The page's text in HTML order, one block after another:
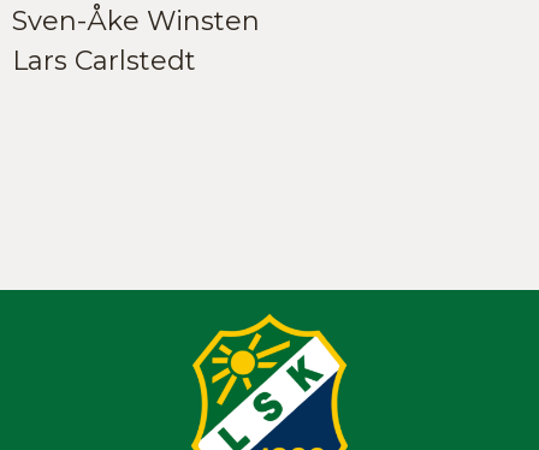
Sven-Åke Winsten
Lars Carlstedt